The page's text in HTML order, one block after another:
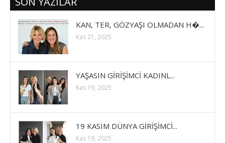
KAN, TER, GÖZYAŞI OLMADAN H�...
Kas 21, 2025
YAŞASIN GİRİŞİMCİ KADINL...
Kas 19, 2025
19 KASIM DÜNYA GİRİŞİMCİ...
Kas 19, 2025